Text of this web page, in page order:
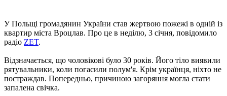
У Польщі громадянин України став жертвою пожежі в одній із
квартир міста Вроцлав. Про це в неділю, 3 січня, повідомило
радіо ZET.
Відзначається, що чоловікові було 30 років. Його тіло виявили
рятувальники, коли погасили полум'я. Крім українця, ніхто не
постраждав. Попередньо, причиною загоряння могла стати
запалена свічка.